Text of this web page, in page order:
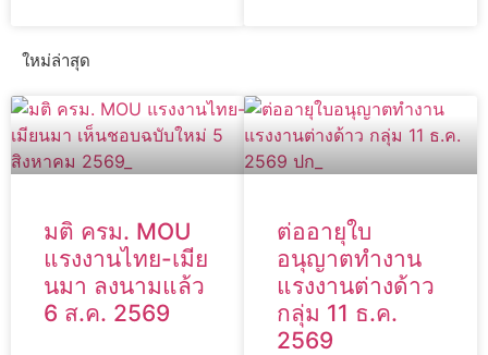
ใหม่ล่าสุด
มติ ครม. MOU
แรงงานไทย-เมีย
นมา ลงนามแล้ว
6 ส.ค. 2569
ต่ออายุใบ
อนุญาตทำงาน
แรงงานต่างด้าว
กลุ่ม 11 ธ.ค.
2569